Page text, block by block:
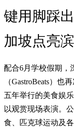
键用脚踩
加坡点亮
配合6月学校假期，
（GastroBeats）也
五年举行的美食娱
以观赏现场表演。
食、匹克球运动及各